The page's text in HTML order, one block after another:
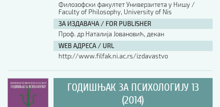
Филозофски факултет Универзитета у Нишу /
Faculty of Philosophy, University of Nis
ЗА ИЗДАВАЧА / FOR PUBLISHER
Проф. др Наталија Јовановић, декан
WEB АДРЕСА / URL
http://www.filfak.ni.ac.rs/izdavastvo
ГОДИШЊАК ЗА ПСИХОЛОГИЈУ 13
(2014)